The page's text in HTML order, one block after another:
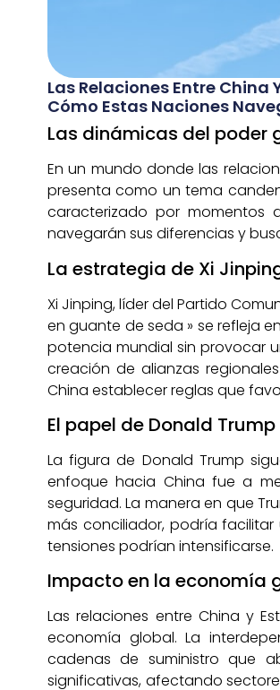
Las Relaciones Entre China
Cómo Estas Naciones
Las dinámicas del poder
En un mundo donde las
presenta como un tema
caracterizado por momentos
navegarán sus diferencias y
La estrategia de Xi
Xi Jinping, líder del Partido
en guante de seda » se refleja
potencia mundial sin provocar
creación de alianzas
China establecer reglas que
El papel de Donald
La figura de Donald Trump
enfoque hacia China fue a
seguridad. La manera en que
más conciliador, podría
tensiones podrían intensificarse.
Impacto en la economía
Las relaciones entre China y
economía global. La
cadenas de suministro que
significativas, afectando